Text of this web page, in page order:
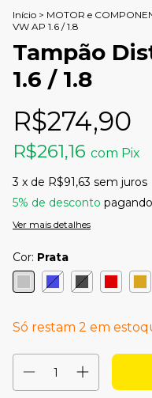
Início > MOTOR e
VW AP 1.6 / 1.8
Tampão
1.6 / 1.8
R$274,90
R$261,16 com Pix
3 x de R$91,63 sem juros
5% de desconto
Ver mais detalhes
Cor: Prata
Só restam 2 em